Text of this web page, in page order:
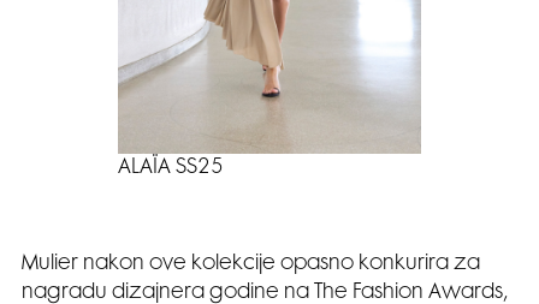
ALAÏA SS25
Mulier nakon ove kolekcije opasno konkurira za
nagradu dizajnera godine na The Fashion Awards,